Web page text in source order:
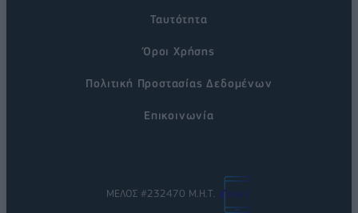
Ταυτότητα
Όροι Χρήσης
Πολιτική Προστασίας Δεδομένων
Επικοινωνία
ΜΕΛΟΣ #232470 Μ.Η.Τ.